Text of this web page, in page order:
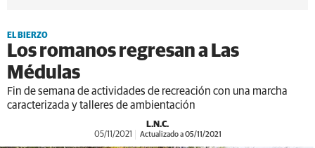
EL BIERZO
Los romanos regresan a Las
Médulas
Fin de semana de actividades de recreación con una marcha
caracterizada y talleres de ambientación
L.N.C.
05/11/2021 Actualizado a 05/11/2021